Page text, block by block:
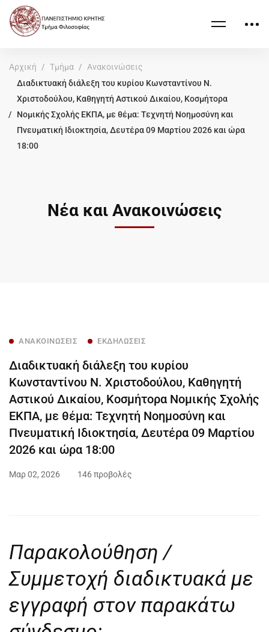
Αρχική Τμήμα
Ανακοινώσεις
Διαδικτυακή διάλεξη του κυρίου Κωνσταντίνου Ν.
Χριστοδούλου, Καθηγητή Αστικού Δικαίου, Κοσμήτορα
Νομικής Σχολής ΕΚΠΑ, με θέμα: Τεχνητή Νοημοσύνη και
Πνευματική Ιδιοκτησία, Δευτέρα 09 Μαρτίου 2026 και ώρα
18:00
Νέα και Ανακοινώσεις
ΑΝΑΚΟΙΝΏΣΕΙΣ ΕΚΔΗΛΏΣΕΙΣ
Διαδικτυακή διάλεξη του κυρίου
Κωνσταντίνου Ν. Χριστοδούλου, Καθηγητή
Αστικού Δικαίου, Κοσμήτορα Νομικής Σχολής
ΕΚΠΑ, με θέμα: Τεχνητή Νοημοσύνη και
Πνευματική Ιδιοκτησία, Δευτέρα 09 Μαρτίου
2026 και ώρα 18:00
Μαρ 02, 2026 146 προβολές
Παρακολούθηση /
Συμμετοχή διαδικτυακά με
εγγραφή στον παρακάτω